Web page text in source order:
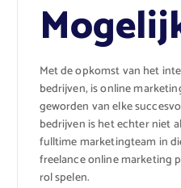
Met de opkomst van het
bedrijven, is online
geworden van elke
bedrijven is het echter niet
fulltime marketingteam in
freelance online marketing
rol spelen.